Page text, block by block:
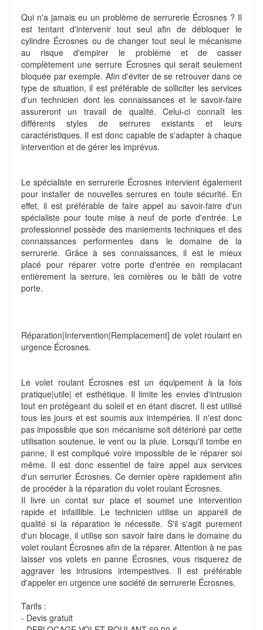
Qui n'a jamais eu un problème de serrurerie Écrosnes ? Il
est tentant d'intervenir tout seul afin de débloquer le
cylindre Écrosnes ou de changer tout seul le mécanisme
au risque d'empirer le problème et de casser
complètement une serrure Écrosnes qui serait seulement
bloquée par exemple. Afin d'éviter de se retrouver dans ce
type de situation, il est préférable de solliciter les services
d'un technicien dont les connaissances et le savoir-faire
assureront un travail de qualité. Celui-ci connaît les
différents styles de serrures existants et leurs
caractéristiques. Il est donc capable de s'adapter à chaque
intervention et de gérer les imprévus.
Le spécialiste en serrurerie Écrosnes intervient également
pour installer de nouvelles serrures en toute sécurité. En
effet, il est préférable de faire appel au savoir-faire d'un
spécialiste pour toute mise à neuf de porte d'entrée. Le
professionnel possède des maniements techniques et des
connaissances performentes dans le domaine de la
serrurerie. Grâce à ses connaissances, il est le mieux
placé pour réparer votre porte d'entrée en remplacant
entièrement la serrure, les cornières ou le bâti de votre
porte.
Réparation|Intervention|Remplacement] de volet roulant en
urgence Écrosnes.
Le volet roulant Écrosnes est un équipement à la fois
pratique|utile| et esthétique. Il limite les envies d'intrusion
tout en protégeant du soleil et en étant discret. Il est utilisé
tous les jours et est soumis aux intempéries. Il n'est donc
pas impossible que son mécanisme soit détérioré par cette
utilisation soutenue, le vent ou la pluie. Lorsqu'il tombe en
panne, il est compliqué voire impossible de le réparer soi
même. Il est donc essentiel de faire appel aux services
d'un serrurier Écrosnes. Ce dernier opère rapidement afin
de procéder à la réparation du volet roulant Écrosnes.
Il livre un contat sur place et soumet une intervention
rapide et infaillible. Le technicien utilise un appareil de
qualité si la réparation le nécessite. S'il s'agit purement
d'un blocage, il utilise son savoir faire dans le domaine du
volet roulant Écrosnes afin de la réparer. Attention à ne pas
laisser vos volets en panne Écrosnes, vous risquerez de
aggraver les intrusions intempestives. Il est préférable
d'appeler en urgence une société de serrurerie Écrosnes.
Tarifs :
- Devis gratuit